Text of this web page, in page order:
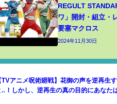
REGULT
ワ」開封・組立・
要塞マクロス
2024年11月30日
TVアニメ呪術廻戦】花御の声を逆再生
..！しかし、逆再生の真の目的にあなた